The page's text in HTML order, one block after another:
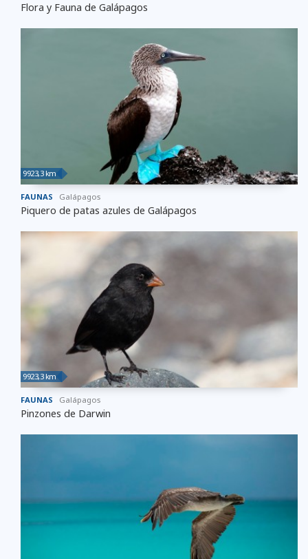
Flora y Fauna de Galápagos
9923,3 km
FAUNAS Galápagos
Piquero de patas azules de Galápagos
9923,3 km
FAUNAS Galápagos
Pinzones de Darwin